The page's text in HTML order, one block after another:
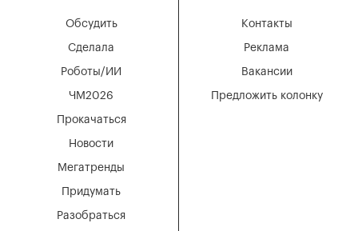
Мегатренды
Придумать
Разобраться
Новости
Обсудить
Сделала
Роботы/ИИ
ЧМ2026
Прокачаться
Вакансии
Реклама
Контакты
Предложить колонку